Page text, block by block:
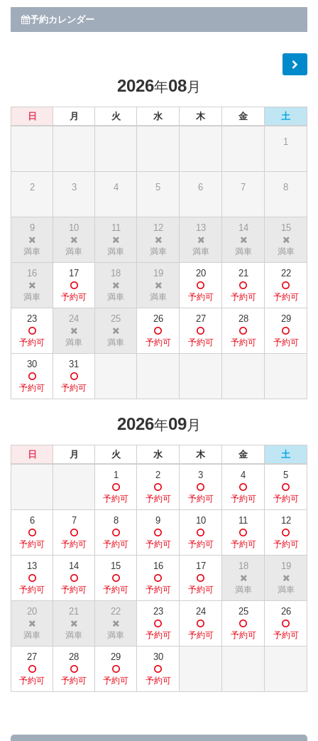
予約カレンダー
2026年08月
日 月 火 水 木 金 土
1
2 3 4 5 6 7 8
9 10 11 12 13 14 15
16 17 18 19 20 21 22
23 24 25 26 27 28 29
30 31
2026年09月
日 月 火 水 木 金
土
1
2 3 4 5
6 7 8 9 10 11 12
13 14 15 16 17 18 19
20 21 22 23 24 25 26
27 28 29 30